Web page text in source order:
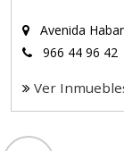
Avenida
966 44 96 42
Ver